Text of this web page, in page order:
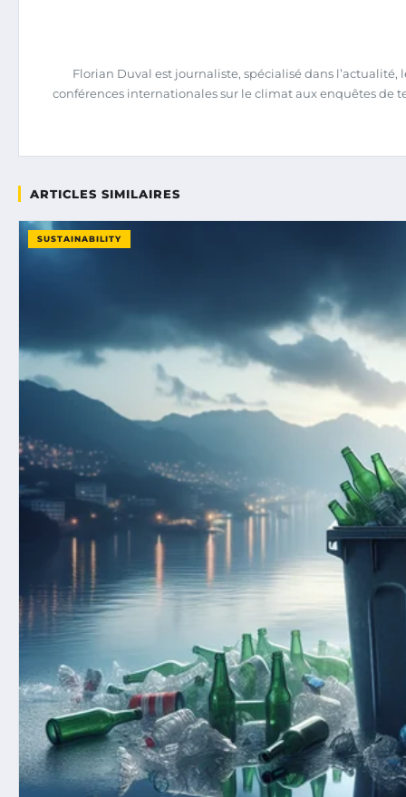
Florian Duval est journaliste, spécialisé dans
conférences internationales sur le climat aux enquêtes de
ARTICLES SIMILAIRES
SUSTAINABILITY